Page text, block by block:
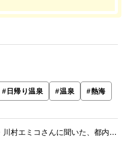
# 日帰り温泉 #温泉 #熱海
川村エミコさんに聞いた、都内か